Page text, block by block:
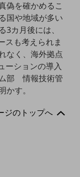
偽を確かめるこ
国や地域が多い
カ月後には、
スも考えられま
なく、海外拠点
ーションの導入
部 情報技術管
す。
ジのトップへ